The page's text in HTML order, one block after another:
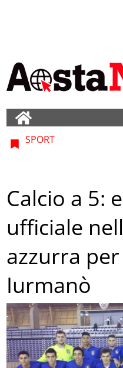
SPORT
Calcio a 5:
ufficiale
azzurra
Iurmanò